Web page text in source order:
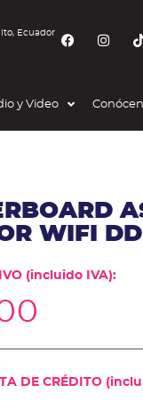
Ecuador
y Video
WIFI
(incluido IVA):
DE CRÉDITO